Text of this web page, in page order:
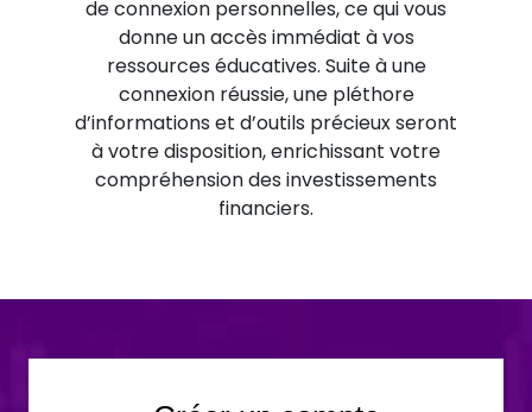
de connexion personnelles, ce qui vous
donne un accès immédiat à vos
ressources éducatives. Suite à une
connexion réussie, une pléthore
d’informations et d’outils précieux seront
à votre disposition, enrichissant votre
compréhension des investissements
financiers.